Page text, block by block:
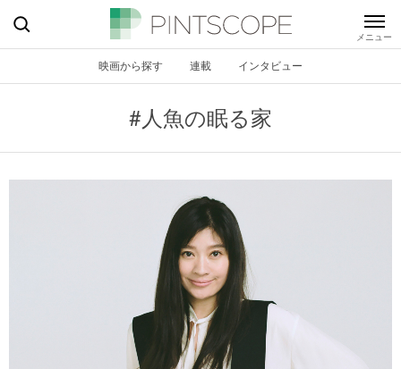
映画から探す 連載 インタビュー
#人魚の眠る家